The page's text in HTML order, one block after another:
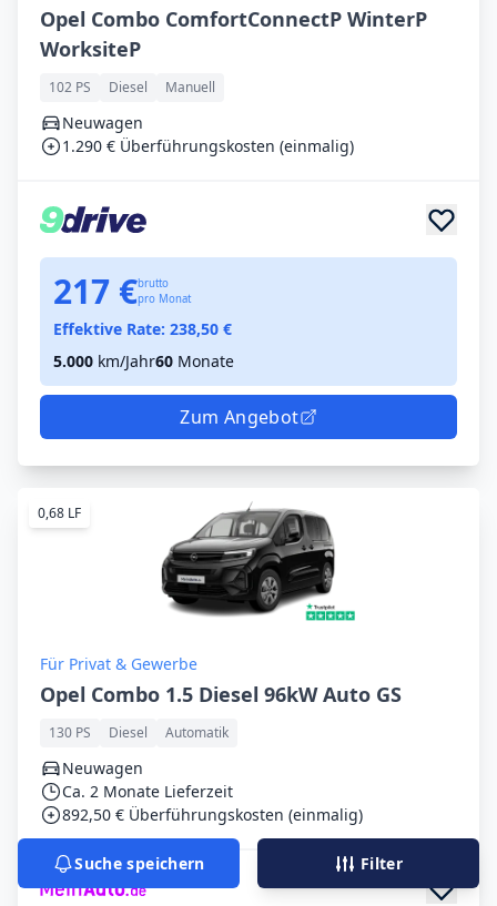
Opel Combo ComfortConnectP WinterP
WorksiteP
102 PS Diesel Manuell
Neuwagen
1.290 € Überführungskosten (einmalig)
217 €brutto
pro Monat
Effektive Rate: 238,50 €
5.000 km/Jahr60 Monate
Zum Angebot
0,68 LF
Für Privat & Gewerbe
Opel Combo 1.5 Diesel 96kW Auto GS
130 PS Diesel Automatik
Neuwagen
Ca. 2 Monate Lieferzeit
892,50 € Überführungskosten (einmalig)
Suche speichern Filter